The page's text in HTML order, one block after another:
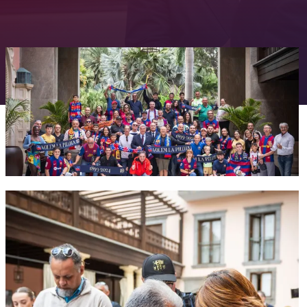
FC Barcelona club badge
FC Barcelona club badge